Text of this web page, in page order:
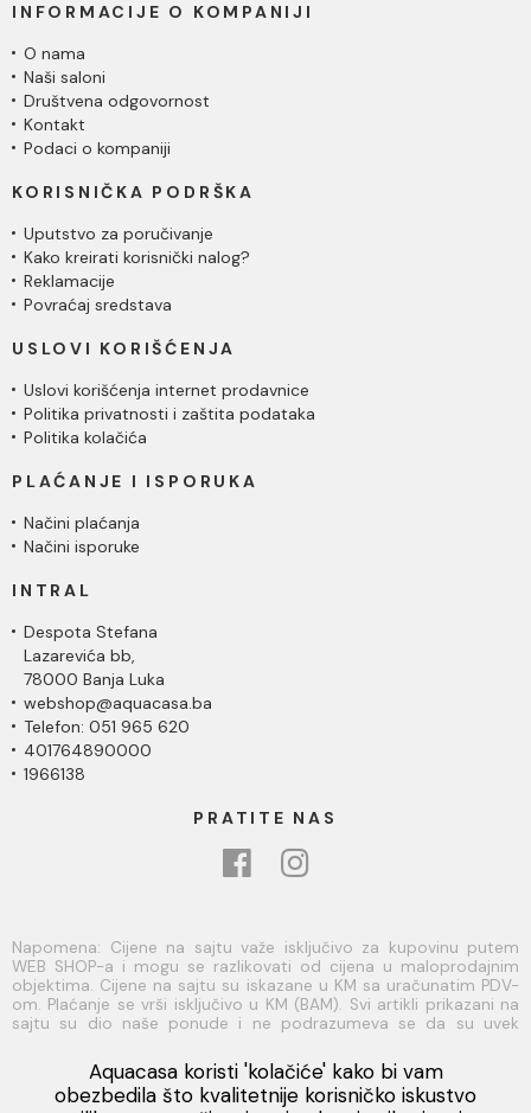
Viber
INFORMACIJE O KOMPANIJI
O nama
Naši saloni
Društvena odgovornost
Kontakt
Podaci o kompaniji
KORISNIČKA PODRŠKA
Uputstvo za poručivanje
Kako kreirati korisnički nalog?
Reklamacije
Povraćaj sredstava
USLOVI KORIŠĆENJA
Uslovi korišćenja internet prodavnice
Politika privatnosti i zaštita podataka
Politika kolačića
PLAĆANJE I ISPORUKA
Načini plaćanja
Načini isporuke
INTRAL
Despota Stefana
Lazarevića bb,
78000 Banja Luka
webshop@aquacasa.ba
Telefon: 051 965 620
401764890000
1966138
PRATITE NAS
Napomena: Cijene na sajtu važe isključivo za kupovinu putem
WEB SHOP-a i mogu se razlikovati od cijena u maloprodajnim
objektima. Cijene na sajtu su iskazane u KM sa uračunatim PDV-
om. Plaćanje se vrši isključivo u KM (BAM). Svi artikli prikazani na
sajtu su dio naše ponude i ne podrazumeva se da su uvek
su postavljeni tako da što je bolje moguće predstave svaki
proizvod ali ne možemo garantovati da su sve informacije
kompletne i bez grešaka. Sve informacije u vezi raspoloživosti
Aquacasa koristi 'kolačiće' kako bi vam
obezbedila što kvalitetnije korisničko iskustvo